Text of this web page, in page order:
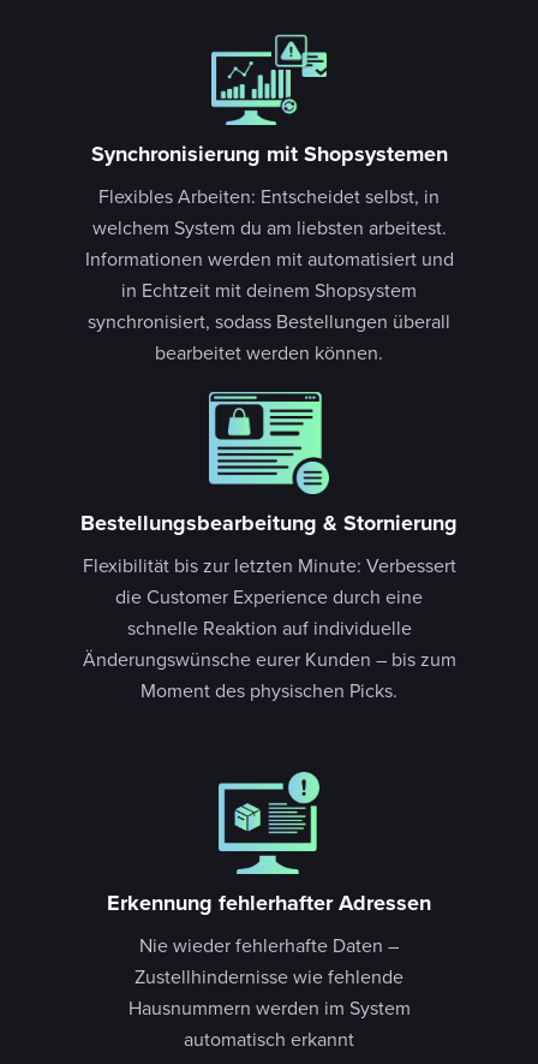
Synchronisierung mit Shopsystemen
Flexibles Arbeiten: Entscheidet selbst, in
welchem System du am liebsten arbeitest.
Informationen werden mit automatisiert und
in Echtzeit mit deinem Shopsystem
synchronisiert, sodass Bestellungen überall
bearbeitet werden können.
Bestellungsbearbeitung & Stornierung
Flexibilität bis zur letzten Minute: Verbessert
die Customer Experience durch eine
schnelle Reaktion auf individuelle
Änderungswünsche eurer Kunden – bis zum
Moment des physischen Picks.
Erkennung fehlerhafter Adressen
Nie wieder fehlerhafte Daten –
Zustellhindernisse wie fehlende
Hausnummern werden im System
automatisch erkannt